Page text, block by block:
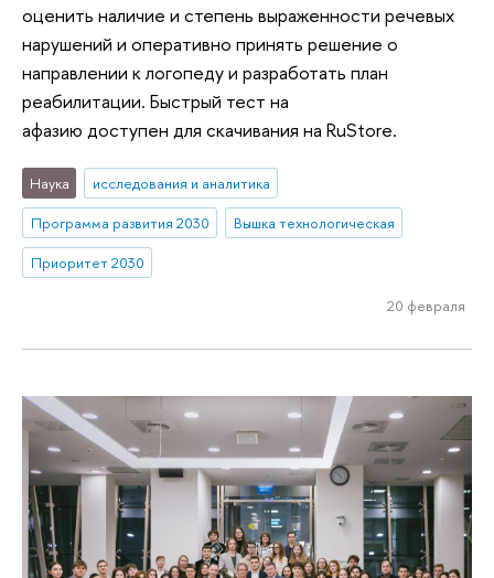
оценить наличие и степень выраженности речевых
нарушений и оперативно принять решение о
направлении к логопеду и разработать план
реабилитации. Быстрый тест на
афазию доступен для скачивания на RuStore.
Наука
исследования и аналитика
Программа развития 2030
Вышка технологическая
Приоритет 2030
20 февраля